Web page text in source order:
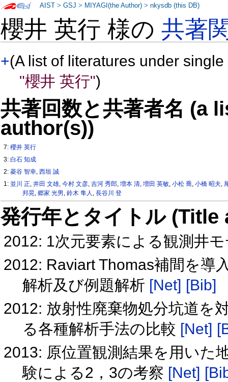
櫻井 英行 様の共著
+(A list of literatures under
"櫻井 英行")
共著回数と共著者名 (a
author(s))
7:櫻井 英行
3:白石 知成
2:菱谷 智幸,西垣 誠
1:並川 正,井田 文雄,今村 文彦,吉河 秀郎,増本 清,増田 英敏,小松 喬,小橋 昭夫,
邦晃, 郷家 光男, 鈴木 隼人 , 長谷川 登
発行年とタイトル
2012: 1次元要素による観測井
2012: Raviart Thomas補間を導
解析及び例題解析 [Net] [Bib]
2012: 放射性廃棄物処分坑道を
る各種解析手法の比較 [Net]
2013: 原位置観測結果を用いた
験による2，3の考察 [Net]
AIST >GSJ > MIYAGI(the Author) >nkysdb (this DB)